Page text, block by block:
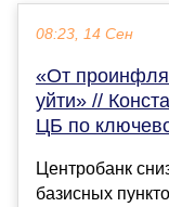
08:23, 14 Сен
«От
уйти» //
ЦБ по
Центробанк
базисных